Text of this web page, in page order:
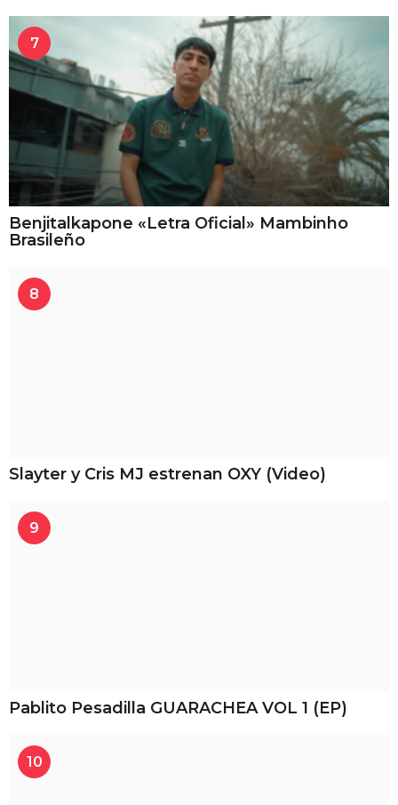
7
Benjitalkapone «Letra Oficial» Mambinho
Brasileño
8
Slayter y Cris MJ estrenan OXY (Video)
9
Pablito Pesadilla GUARACHEA VOL 1 (EP)
10